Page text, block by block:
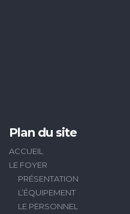
Plan du site
ACCUEIL
LE FOYER
PRÉSENTATION
L’ÉQUIPEMENT
LE PERSONNEL